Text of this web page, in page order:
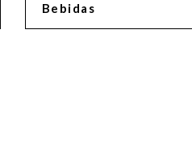
Bebidas